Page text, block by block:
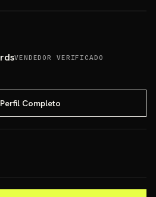
VENDEDOR VERIFICADO
Completo